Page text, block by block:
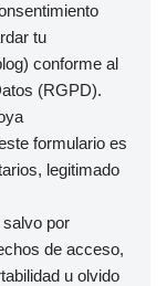
tu
conforme al
(RGPD).
formulario es
legitimado
por
de acceso,
u olvido